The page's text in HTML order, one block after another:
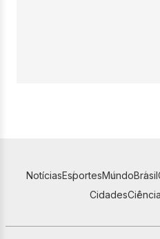
NotíciasEsportesMundoBrasil
CidadesCiência